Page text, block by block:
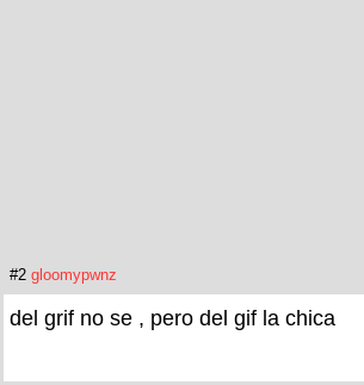
#2 gloomypwnz
del grif no se , pero del gif la chica